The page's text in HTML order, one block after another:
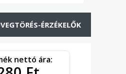
ÉRZÉKELŐK
nettó ára: